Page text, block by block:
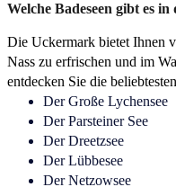
Welche Badeseen gibt es
Die Uckermark bietet Ihnen
Nass zu erfrischen und im
entdecken Sie die
Der Große Lychensee
Der Parsteiner See
Der Dreetzsee
Der Lübbesee
Der Netzowsee